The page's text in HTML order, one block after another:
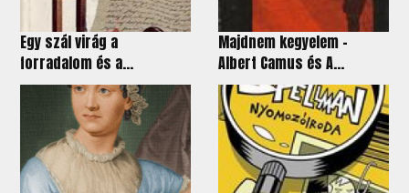
Egy szál virág a
forradalom és a...
Majdnem kegyelem -
Albert Camus és A...